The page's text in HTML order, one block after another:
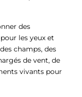
des
les yeux et
champs, des
de vent, de
vivants pour